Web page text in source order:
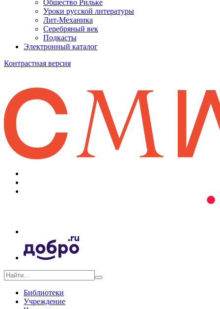
Общество Рильке
Уроки русской литературы
Лит-Механика
Серебряный век
Подкасты
Электронный каталог
Контрастная версия
Библиотеки
Учреждение